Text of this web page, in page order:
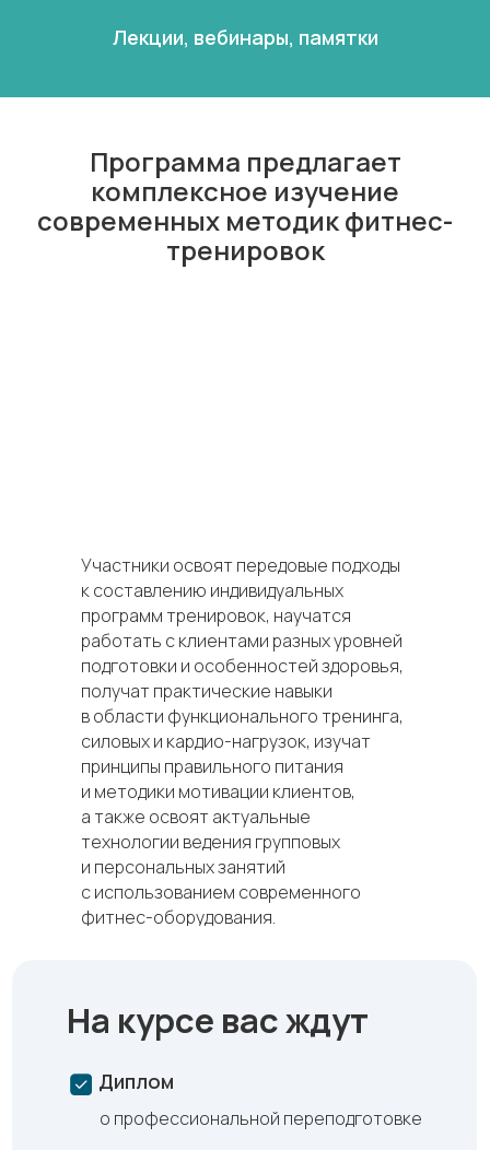
Лекции, вебинары, памятки
Программа предлагает
комплексное изучение
современных методик фитнес-
тренировок
Участники освоят передовые подходы
к составлению индивидуальных
программ тренировок, научатся
работать с клиентами разных уровней
подготовки и особенностей здоровья,
получат практические навыки
в области функционального тренинга,
силовых и кардио-нагрузок, изучат
принципы правильного питания
и методики мотивации клиентов,
а также освоят актуальные
технологии ведения групповых
и персональных занятий
с использованием современного
фитнес-оборудования.
На курсе вас ждут
Диплом
о профессиональной переподготовке